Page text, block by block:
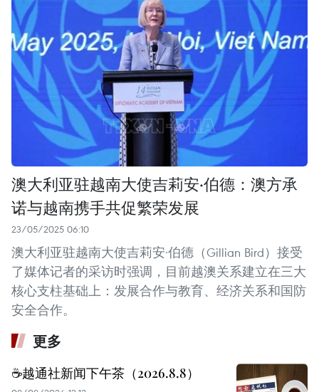
澳大利亚驻越南大使吉莉安·伯德：澳方承
诺与越南携手共促繁荣发展
23/05/2025 06:10
澳大利亚驻越南大使吉莉安·伯德（Gillian Bird）接受
了媒体记者的采访时强调，目前越澳关系建立在三大
核心支柱基础上：发展合作与教育、经济关系和国防
安全合作。
更多
☕️越通社新闻下午茶（2026.8.8）